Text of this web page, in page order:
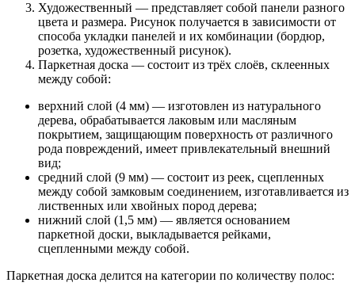
Художественный — представляет собой панели разного
цвета и размера. Рисунок получается в зависимости от
способа укладки панелей и их комбинации (бордюр,
розетка, художественный рисунок).
Паркетная доска — состоит из трёх слоёв, склеенных
между собой:
верхний слой (4 мм) — изготовлен из натурального
дерева, обрабатывается лаковым или масляным
покрытием, защищающим поверхность от различного
рода повреждений, имеет привлекательный внешний
вид;
средний слой (9 мм) — состоит из реек, сцепленных
между собой замковым соединением, изготавливается из
лиственных или хвойных пород дерева;
нижний слой (1,5 мм) — является основанием
паркетной доски, выкладывается рейками,
сцепленными между собой.
Паркетная доска делится на категории по количеству полос: